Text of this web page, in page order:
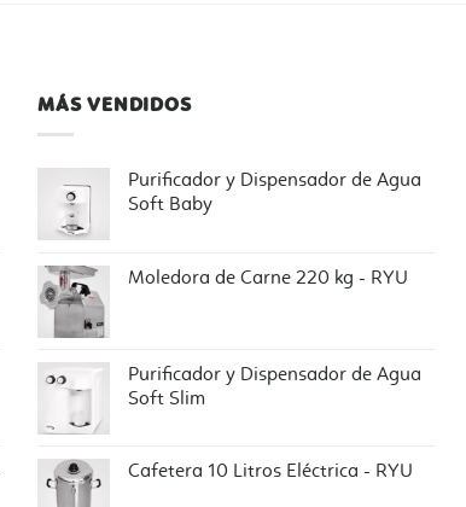
MÁS VENDIDOS
Purificador y Dispensador de Agua
Soft Baby
Moledora de Carne 220 kg - RYU
Purificador y Dispensador de Agua
Soft Slim
Cafetera 10 Litros Eléctrica - RYU